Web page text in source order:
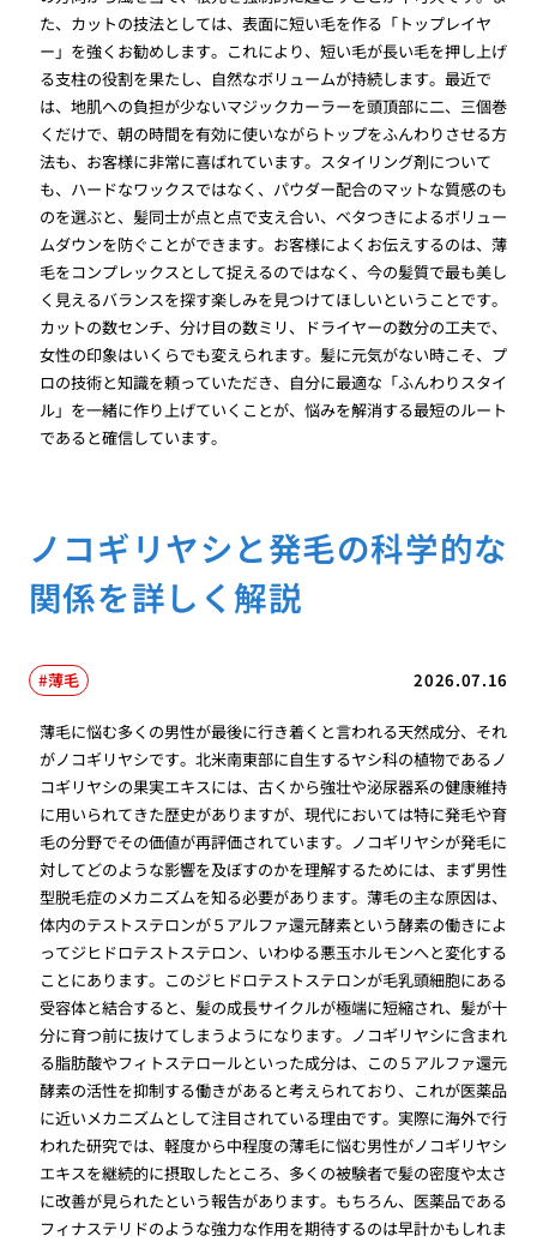
た、カットの技法としては、表面に短い毛を作る「トップレイヤ
ー」を強くお勧めします。これにより、短い毛が長い毛を押し上げ
る支柱の役割を果たし、自然なボリュームが持続します。最近で
は、地肌への負担が少ないマジックカーラーを頭頂部に二、三個巻
くだけで、朝の時間を有効に使いながらトップをふんわりさせる方
法も、お客様に非常に喜ばれています。スタイリング剤について
も、ハードなワックスではなく、パウダー配合のマットな質感のも
のを選ぶと、髪同士が点と点で支え合い、ベタつきによるボリュー
ムダウンを防ぐことができます。お客様によくお伝えするのは、薄
毛をコンプレックスとして捉えるのではなく、今の髪質で最も美し
く見えるバランスを探す楽しみを見つけてほしいということです。
カットの数センチ、分け目の数ミリ、ドライヤーの数分の工夫で、
女性の印象はいくらでも変えられます。髪に元気がない時こそ、プ
ロの技術と知識を頼っていただき、自分に最適な「ふんわりスタイ
ル」を一緒に作り上げていくことが、悩みを解消する最短のルート
であると確信しています。
ノコギリヤシと発毛の科学的な
関係を詳しく解説
2026.07.16
薄毛
薄毛に悩む多くの男性が最後に行き着くと言われる天然成分、それ
がノコギリヤシです。北米南東部に自生するヤシ科の植物であるノ
コギリヤシの果実エキスには、古くから強壮や泌尿器系の健康維持
に用いられてきた歴史がありますが、現代においては特に発毛や育
毛の分野でその価値が再評価されています。ノコギリヤシが発毛に
対してどのような影響を及ぼすのかを理解するためには、まず男性
型脱毛症のメカニズムを知る必要があります。薄毛の主な原因は、
体内のテストステロンが５アルファ還元酵素という酵素の働きによ
ってジヒドロテストステロン、いわゆる悪玉ホルモンへと変化する
ことにあります。このジヒドロテストステロンが毛乳頭細胞にある
受容体と結合すると、髪の成長サイクルが極端に短縮され、髪が十
分に育つ前に抜けてしまうようになります。ノコギリヤシに含まれ
る脂肪酸やフィトステロールといった成分は、この５アルファ還元
酵素の活性を抑制する働きがあると考えられており、これが医薬品
に近いメカニズムとして注目されている理由です。実際に海外で行
われた研究では、軽度から中程度の薄毛に悩む男性がノコギリヤシ
エキスを継続的に摂取したところ、多くの被験者で髪の密度や太さ
に改善が見られたという報告があります。もちろん、医薬品である
フィナステリドのような強力な作用を期待するのは早計かもしれま